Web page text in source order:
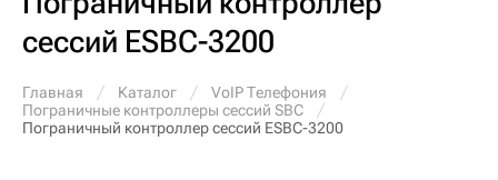
сессий ESBC-3200
Главная Каталог
VoIP Телефония
Пограничные контроллеры сессий SBC
Пограничный контроллер сессий ESBC-3200